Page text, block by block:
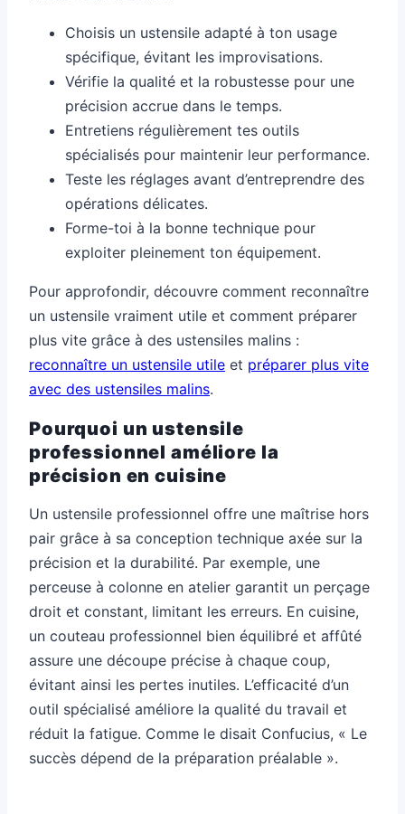
Choisis un ustensile adapté à ton usage
spécifique, évitant les improvisations.
Vérifie la qualité et la robustesse pour une
précision accrue dans le temps.
Entretiens régulièrement tes outils
spécialisés pour maintenir leur performance.
Teste les réglages avant d’entreprendre des
opérations délicates.
Forme-toi à la bonne technique pour
exploiter pleinement ton équipement.
Pour approfondir, découvre comment reconnaître
un ustensile vraiment utile et comment préparer
plus vite grâce à des ustensiles malins :
reconnaître un ustensile utile et préparer plus vite
avec des ustensiles malins.
Pourquoi un ustensile
professionnel améliore la
précision en cuisine
Un ustensile professionnel offre une maîtrise hors
pair grâce à sa conception technique axée sur la
précision et la durabilité. Par exemple, une
perceuse à colonne en atelier garantit un perçage
droit et constant, limitant les erreurs. En cuisine,
un couteau professionnel bien équilibré et affûté
assure une découpe précise à chaque coup,
évitant ainsi les pertes inutiles. L’efficacité d’un
outil spécialisé améliore la qualité du travail et
réduit la fatigue. Comme le disait Confucius, « Le
succès dépend de la préparation préalable ».